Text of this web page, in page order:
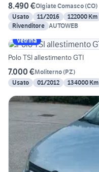
8.490 €Olgiate Comasco(CO)
Usato
11/2016 122000 Km
Rivenditore AUTOWEB
Vetrina
Polo TSI allestimento GTI
7.000 €Moliterno(PZ)
Usato
01/2012 134000 Km